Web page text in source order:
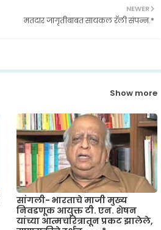
NEWER
मतदार जागृतीबाबत सायकल रॅली संपन्न.*
Show more
सांगली- भारताचे माजी मुख्य
निवडणूक आयुक्त टी. एन. शेषन
यांच्या आत्मचरित्रातून प्रकट झालेले,